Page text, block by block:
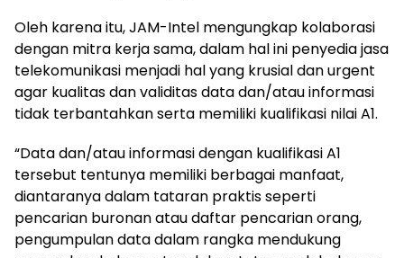
Oleh karena itu, JAM-Intel mengungkap kolaborasi
dengan mitra kerja sama, dalam hal ini penyedia jasa
telekomunikasi menjadi hal yang krusial dan urgent
agar kualitas dan validitas data dan/atau informasi
tidak terbantahkan serta memiliki kualifikasi nilai A1.
“Data dan/atau informasi dengan kualifikasi A1
tersebut tentunya memiliki berbagai manfaat,
diantaranya dalam tataran praktis seperti
pencarian buronan atau daftar pencarian orang,
pengumpulan data dalam rangka mendukung